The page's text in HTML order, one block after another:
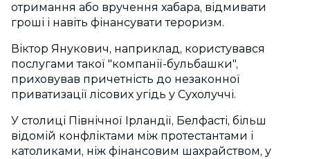
отримання або вручення хабара, відмивати
гроші і навіть фінансувати тероризм.
Віктор Янукович, наприклад, користувався
послугами такої "компанії-бульбашки",
приховував причетність до незаконної
приватизації лісових угідь у Сухолуччі.
У столиці Північної Ірландії, Белфасті, більш
відомій конфліктами між протестантами і
католиками, ніж фінансовим шахрайством, у